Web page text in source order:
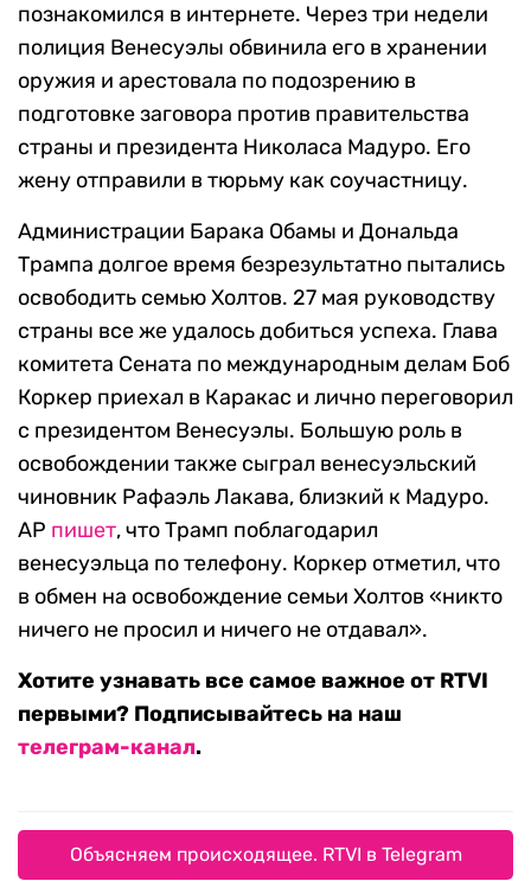
познакомился в интернете. Через три недели
полиция Венесуэлы обвинила его в хранении
оружия и арестовала по подозрению в
подготовке заговора против правительства
страны и президента Николаса Мадуро. Его
жену отправили в тюрьму как соучастницу.
Администрации Барака Обамы и Дональда
Трампа долгое время безрезультатно пытались
освободить семью Холтов. 27 мая руководству
страны все же удалось добиться успеха. Глава
комитета Сената по международным делам Боб
Коркер приехал в Каракас и лично переговорил
с президентом Венесуэлы. Большую роль в
освобождении также сыграл венесуэльский
чиновник Рафаэль Лакава, близкий к Мадуро.
AP пишет, что Трамп поблагодарил
венесуэльца по телефону. Коркер отметил, что
в обмен на освобождение семьи Холтов «никто
ничего не просил и ничего не отдавал».
Хотите узнавать все самое важное от RTVI
первыми? Подписывайтесь на наш
телеграм-канал.
Объясняем происходящее. RTVI в Telegram